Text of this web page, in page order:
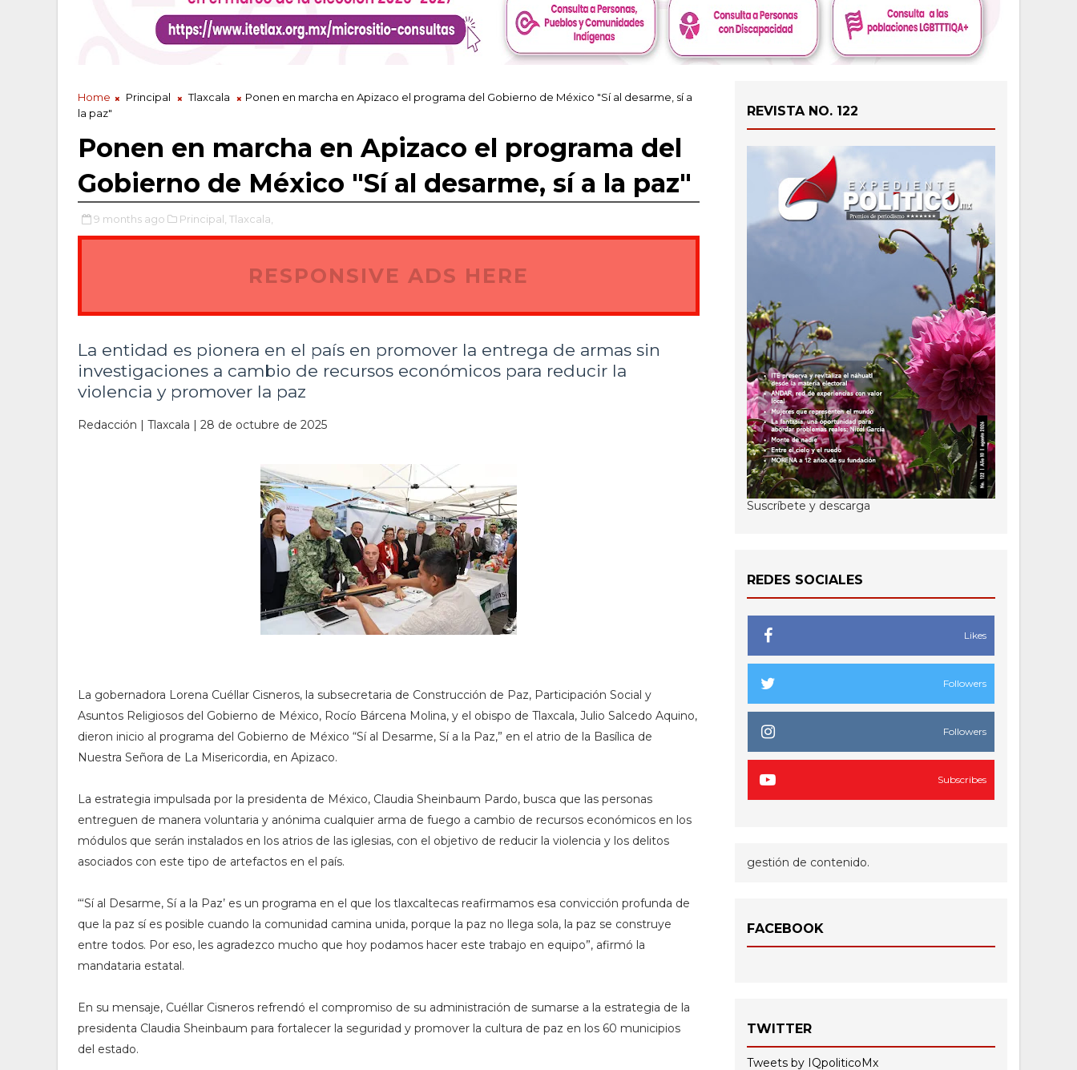
Home Principal Tlaxcala
Ponen en marcha en Apizaco el programa del Gobierno de México "Sí al desarme, sí a
la paz"
Ponen en marcha en Apizaco el programa del
Gobierno de México "Sí al desarme, sí a la paz"
9 months ago Principal, Tlaxcala,
RESPONSIVE ADS HERE
La entidad es pionera en el país en promover la entrega de armas sin
investigaciones a cambio de recursos económicos para reducir la
violencia y promover la paz
Redacción | Tlaxcala | 28 de octubre de 2025
La gobernadora Lorena Cuéllar Cisneros, la subsecretaria de Construcción de Paz, Participación Social y
Asuntos Religiosos del Gobierno de México, Rocío Bárcena Molina, y el obispo de Tlaxcala, Julio Salcedo Aquino,
dieron inicio al programa del Gobierno de México “Sí al Desarme, Sí a la Paz,” en el atrio de la Basílica de
Nuestra Señora de La Misericordia, en Apizaco.
La estrategia impulsada por la presidenta de México, Claudia Sheinbaum Pardo, busca que las personas
entreguen de manera voluntaria y anónima cualquier arma de fuego a cambio de recursos económicos en los
módulos que serán instalados en los atrios de las iglesias, con el objetivo de reducir la violencia y los delitos
asociados con este tipo de artefactos en el país.
“‘Sí al Desarme, Sí a la Paz’ es un programa en el que los tlaxcaltecas reafirmamos esa convicción profunda de
que la paz sí es posible cuando la comunidad camina unida, porque la paz no llega sola, la paz se construye
entre todos. Por eso, les agradezco mucho que hoy podamos hacer este trabajo en equipo”, afirmó la
mandataria estatal.
En su mensaje, Cuéllar Cisneros refrendó el compromiso de su administración de sumarse a la estrategia de la
presidenta Claudia Sheinbaum para fortalecer la seguridad y promover la cultura de paz en los 60 municipios
del estado.
REVISTA NO. 122
Suscríbete y descarga
REDES SOCIALES
Likes
Followers
Followers
Subscribes
gestión de contenido.
FACEBOOK
TWITTER
Tweets by IQpoliticoMx